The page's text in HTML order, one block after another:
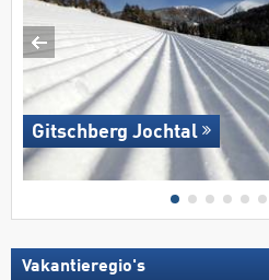
Gitschberg Jochtal
Vakantieregio's